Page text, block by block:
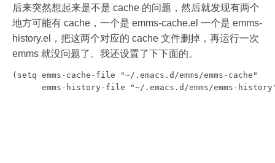
后来突然想起来是不是 cache 的问题，然后就发现有两个
地方可能有 cache，一个是 emms-cache.el 一个是 emms-
history.el，把这两个对应的 cache 文件删掉，再运行一次
emms 就没问题了。我还设置了下下面的。
(setq emms-cache-file "~/.emacs.d/emms/emms-cache"